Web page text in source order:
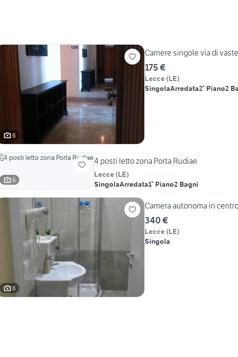
6
Camere singole via di
175 €
Lecce (LE)
SingolaArredata2° Piano2
6
4 posti letto zona Porta Rudiae
Lecce (LE)
SingolaArredata1° Piano2 Bagni
6
Camera autonoma in
340 €
Lecce (LE)
Singola